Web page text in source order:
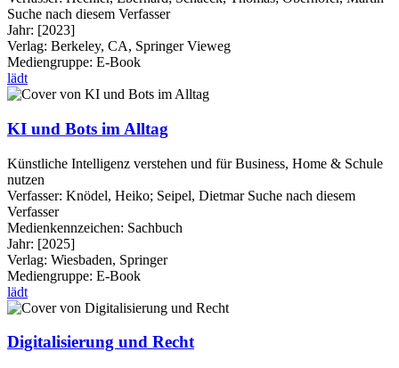
Suche nach diesem Verfasser
Jahr: [2023]
Verlag: Berkeley, CA, Springer Vieweg
Mediengruppe: E-Book
lädt
KI und Bots im Alltag
Künstliche Intelligenz verstehen und für Business, Home & Schule
nutzen
Verfasser: Knödel, Heiko; Seipel, Dietmar Suche nach diesem
Verfasser
Medienkennzeichen: Sachbuch
Jahr: [2025]
Verlag: Wiesbaden, Springer
Mediengruppe: E-Book
lädt
Digitalisierung und Recht